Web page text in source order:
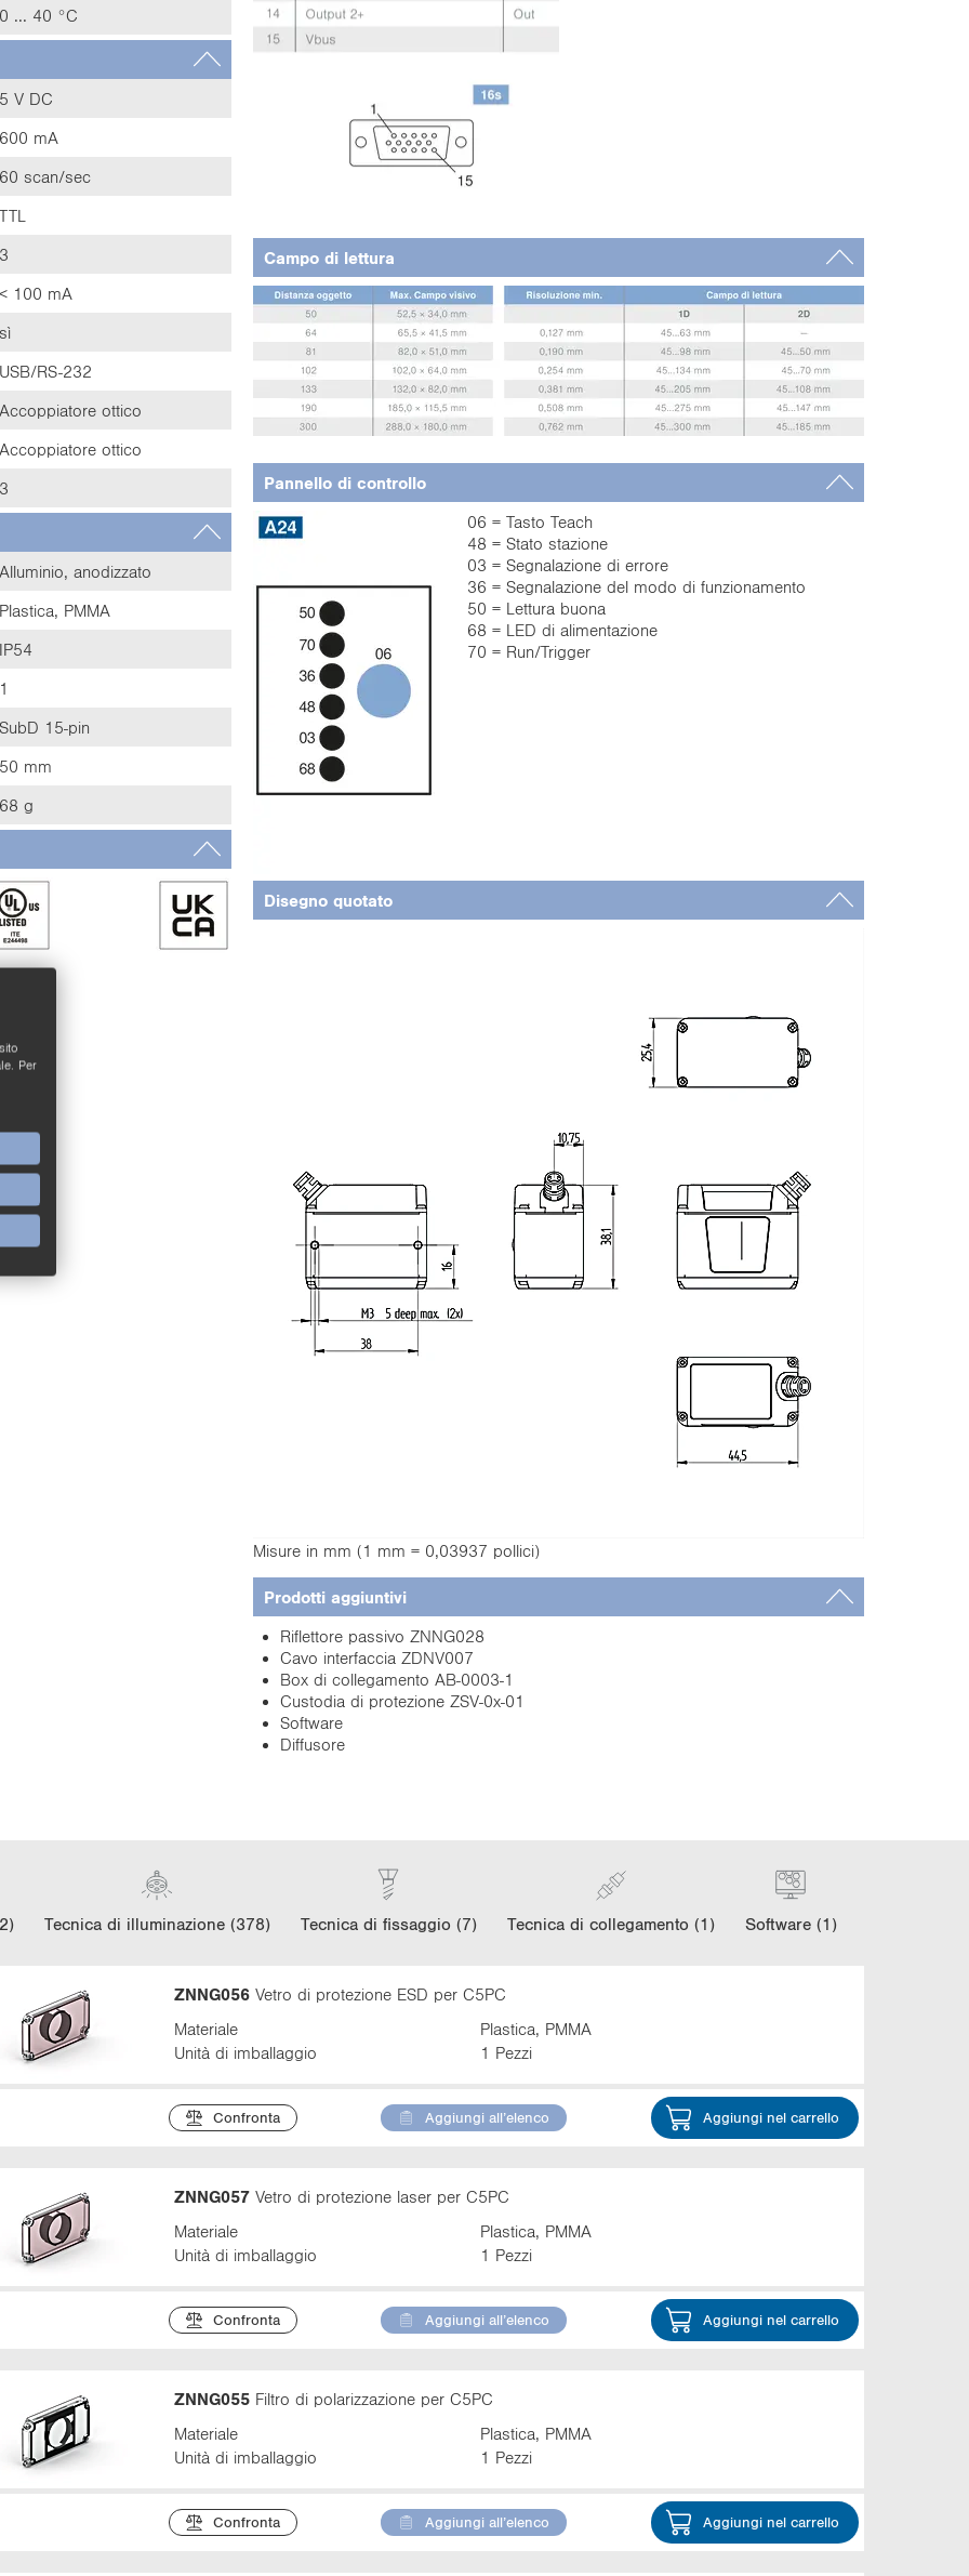
0 ... 40 °C
5 V DC
600 mA
60 scan/sec
TTL
3
< 100 mA
sì
USB/RS-232
Accoppiatore ottico
Accoppiatore ottico
3
Alluminio, anodizzato
Plastica, PMMA
IP54
1
SubD 15-pin
50 mm
68 g
Campo di lettura
Pannello di controllo
06 = Tasto Teach
48 = Stato stazione
03 = Segnalazione di errore
36 = Segnalazione del modo di funzionamento
50 = Lettura buona
68 = LED di alimentazione
70 = Run/Trigger
Disegno quotato
Misure in mm (1 mm = 0,03937 pollici)
Prodotti aggiuntivi
Riflettore passivo ZNNG028
Cavo interfaccia ZDNV007
Box di collegamento AB-0003-1
Custodia di protezione ZSV-0x-01
Software
Diffusore
Tecnica di illuminazione (378) Tecnica di fissaggio (7) Tecnica di collegamento (1) Software (1)
ZNNG056Vetro di protezione ESD per C5PC
Materiale
Plastica, PMMA
Unità di imballaggio
1 Pezzi
Confronta Aggiungi all’elenco Aggiungi nel carrello
ZNNG057Vetro di protezione laser per C5PC
Materiale
Plastica, PMMA
Unità di imballaggio
1 Pezzi
Confronta Aggiungi all’elenco Aggiungi nel carrello
ZNNG055Filtro di polarizzazione per C5PC
Materiale
Plastica, PMMA
Unità di imballaggio
1 Pezzi
Confronta Aggiungi all’elenco Aggiungi nel carrello
Per